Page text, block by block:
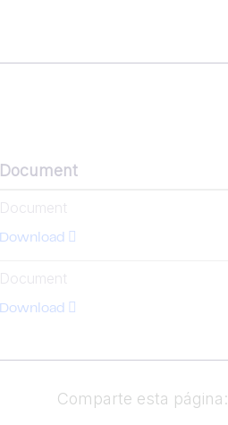
Document
Document
Download
Document
Download
Comparte esta página: